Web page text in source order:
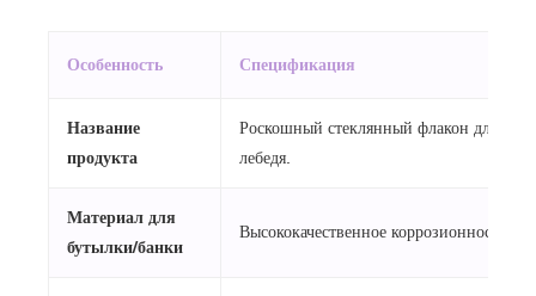
Особенность Спецификация
Название
продукта
Роскошный стеклянный флакон для
лебедя.
Материал для
бутылки/банки
Высококачественное